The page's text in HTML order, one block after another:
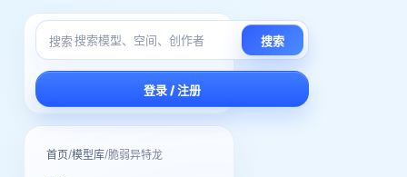
搜索 搜索
登录 / 注册
首页/模型库/脆弱异特龙